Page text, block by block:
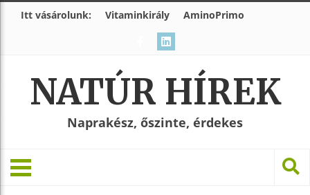
Itt vásárolunk: Vitaminkirály AminoPrimo
NATÚR HÍREK
Naprakész, őszinte, érdekes